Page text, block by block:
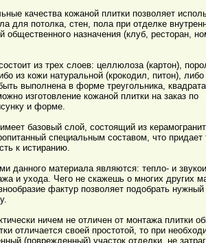
качества кожаной плитки позволяет
для потолка, стен, пола при отделке
общественного назначения (клуб, ресторан,
из трех слоев: целлюлоза (картон),
из кожи натуральной (крокодил, питон), либо
выполнена в форме треугольника,
изготовление кожаной плитки на заказ по
и форме.
базовый слой, состоящий из
специальным составом, что придает
к истиранию.
данного материала являются: тепло- и
и ухода. Чего не скажешь о многих других
фактур позволяет подобрать
ничем не отличен от монтажа плитки
отличается своей простотой, то при
(поврежденный) участок отделки, не